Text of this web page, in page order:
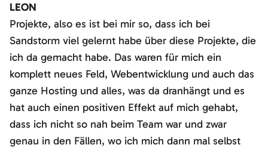
LEON
Projekte, also es ist bei mir so, dass ich bei
Sandstorm viel gelernt habe über diese Projekte, die
ich da gemacht habe. Das waren für mich ein
komplett neues Feld, Webentwicklung und auch das
ganze Hosting und alles, was da dranhängt und es
hat auch einen positiven Effekt auf mich gehabt,
dass ich nicht so nah beim Team war und zwar
genau in den Fällen, wo ich mich dann mal selbst